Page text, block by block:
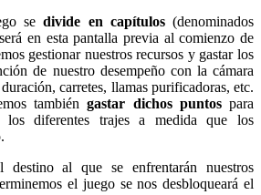
sedivide en capítulos(denominados
en esta pantalla previa al comienzo de
gestionar nuestros recursos y gastar los
de nuestro desempeño con la cámara
carretes, llamas purificadoras, etc.
tambiéngastar dichos puntospara
los diferentes trajes a medida que los
destino al que se enfrentarán nuestros
el juego se nos desbloqueará el